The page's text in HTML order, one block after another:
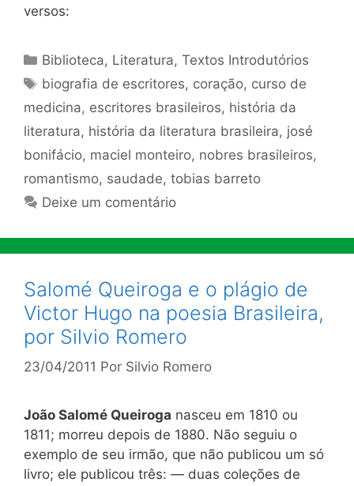
versos:
Categorias
Biblioteca, Literatura,Textos Introdutórios
Tags
biografia de escritores, coração, curso de
medicina, escritores brasileiros, história da
literatura, história da literatura brasileira, josé
bonifácio, maciel monteiro, nobres brasileiros,
romantismo, saudade, tobias barreto
Deixe um comentário
Salomé Queiroga e o plágio de
Victor Hugo na poesia Brasileira,
por Silvio Romero
23/04/2011 Por Silvio Romero
João Salomé Queiroga nasceu em 1810 ou
1811; morreu depois de 1880. Não seguiu o
exemplo de seu irmão, que não publicou um só
livro; ele publicou três: — duas coleções de